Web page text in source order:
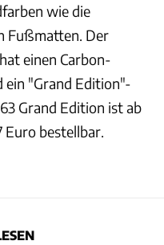
wie die
Fußmatten. Der
einen Carbon-
ein "Grand Edition"-
Grand Edition ist ab
Euro bestellbar.